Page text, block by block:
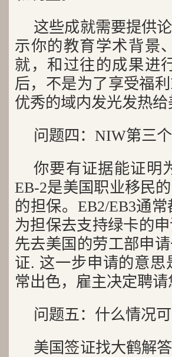
这些成就需要提供
示你的教育学术背景
就，和过往的成果进
后，不是为了享受福
优秀的域内发光发热
问题四：NIW第三个
你要有证据能证明
EB-2是美国职业移民
的担保。EB2/EB3通
为担保去支持绿卡的
先去美国的劳工部申
证. 这一步申请的意
常出色，雇主决定聘
问题五：什么情况
美国签证找大鹤解